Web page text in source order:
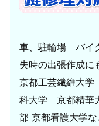
ン
ツ
ー
ロ
ッ
ク
車、駐輪場 バイ
失時の出張作成
京都工芸繊維大
科大学 京都精華
部 京都看護大学